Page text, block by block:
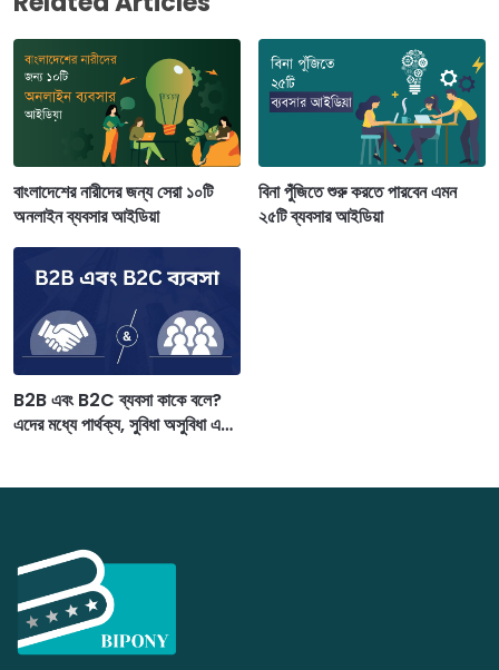
বাংলাদেশের নারীদের জন্য সেরা ১০টি
অনলাইন ব্যবসার আইডিয়া
বিনা পুঁজিতে শুরু করতে পারবেন এমন
২৫টি ব্যবসার আইডিয়া
B2B এবং B2C ব্যবসা কাকে বলে?
এদের মধ্যে পার্থক্য, সুবিধা অসুবিধা এবং